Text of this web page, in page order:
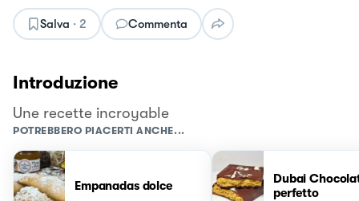
Salva · 2 Commenta
Introduzione
Une recette incroyable
POTREBBERO PIACERTI ANCHE...
Empanadas dolce
Dubai
perfetto